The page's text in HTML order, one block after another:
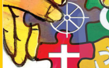
Religione"